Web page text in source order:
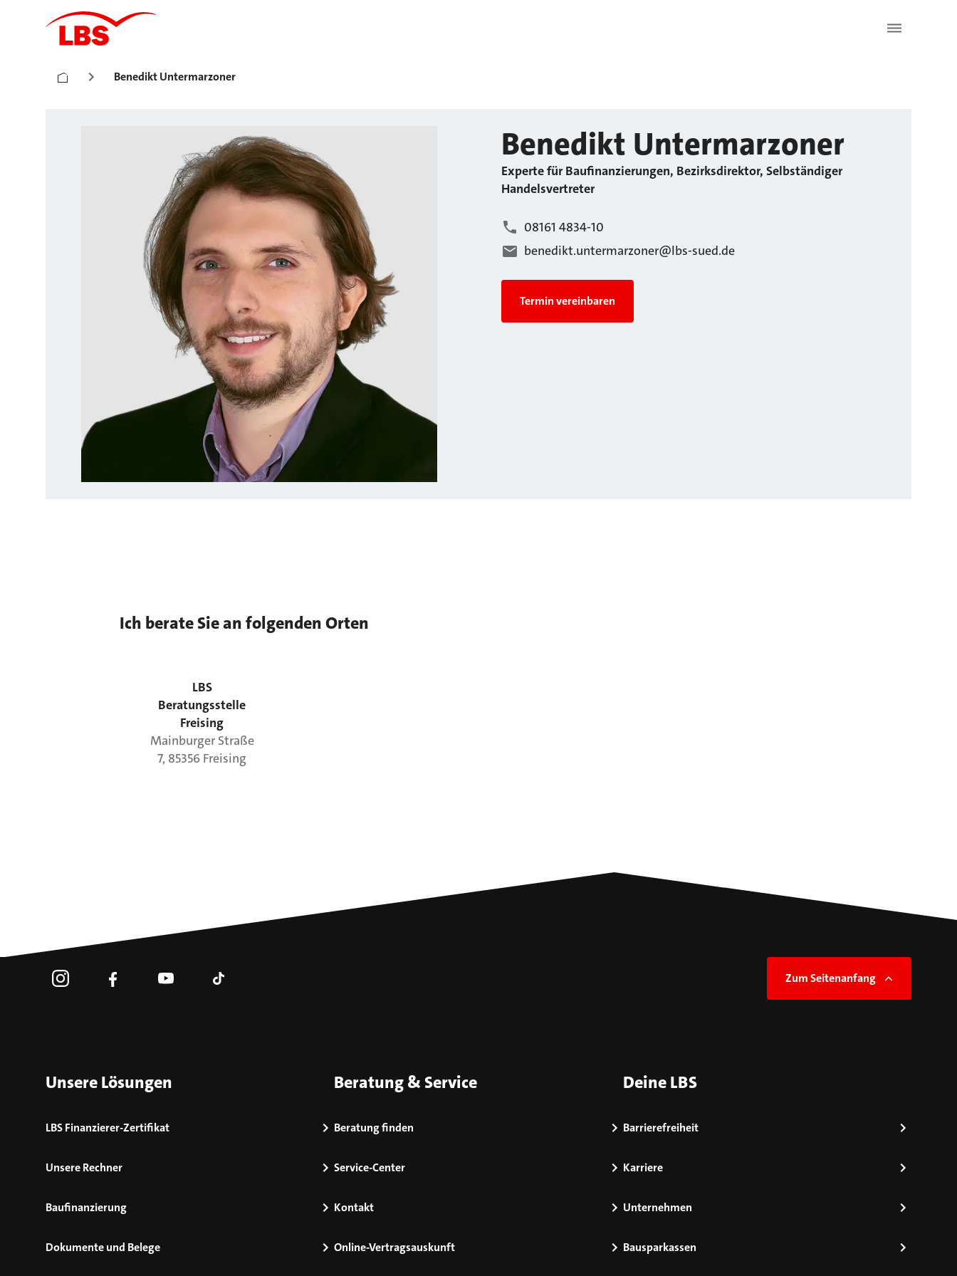
Benedikt Untermarzoner
Benedikt Untermarzoner
Experte für Baufinanzierungen, Bezirksdirektor, Selbständiger
Handelsvertreter
08161 4834-10
benedikt.untermarzoner@lbs-sued.de
Termin vereinbaren
Ich berate Sie an folgenden Orten
LBS
Beratungsstelle
Freising
Mainburger Straße
7, 85356 Freising
Zum Seitenanfang
Unsere Lösungen
LBS Finanzierer-Zertifikat
Unsere Rechner
Baufinanzierung
Dokumente und Belege
Beratung & Service
Beratung finden
Service-Center
Kontakt
Online-Vertragsauskunft
Deine LBS
Barrierefreiheit
Karriere
Unternehmen
Bausparkassen